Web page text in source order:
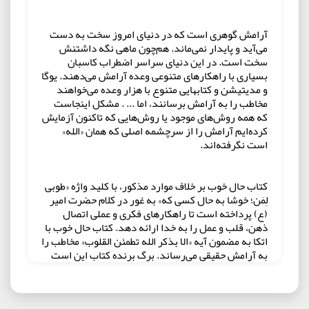
آرامش گوهری است که در دنیای امروز سخت به دست
می‌آید و پایدار نمی‌ماند. هم‌چون ماهی نگه داشتنش
سخت است. در این دنیای سراسر اضطراب کاسبان
بسیاری با راهکار‌های متنوعی وعده آرامش می‌دهند. یوگا
و مدیتیشن و کتابهایی متنوع با هزار وعده می‌خواهند
مخاطب را به آرامش برسانند، اما ... . مشکل اینجاست
که همه روش‌های موجود یا روش‌هایی که تاکنون آزمایش
کرده‌ایم آرامش را از سرچشمه اصلی که همان «الله»
است نگرفته‌اند.
کتاب حال خوب بر خلاف موارد مذکور، با کلید واژه «طوبی
لِمَن؛ خوشا به حال کسی که» به غور در کلام حضرت امیر
(ع) پرداخته است تا راهکارهای فکری و عملی اتصال
ذهن، قلب و عمل را به خدا ارائه دهد. کتاب حال خوب با
اتکا به مضمون آیه «الا بذکر الله تطمئن القلوب» مخاطب را
به آرامش حقیقی می‌رساند. برگ برنده کتاب این است
تعریف می‌کند.